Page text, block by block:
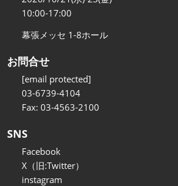
10:00-17:00
幕張メッセ 1-8ホール
お問合せ
[email protected]
03-6739-4104
Fax: 03-4563-2100
SNS
Facebook
X（旧:Twitter）
instagram